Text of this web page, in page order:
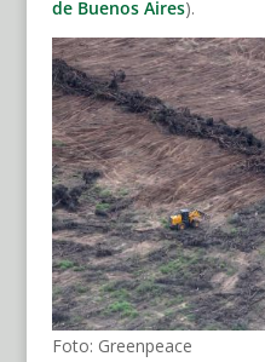
de Buenos Aires).
Foto: Greenpeace